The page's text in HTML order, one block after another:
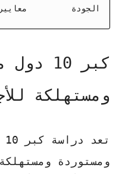
الجودة
كبر 10
ومستهلكة
تعد دراسة
ومستوردة